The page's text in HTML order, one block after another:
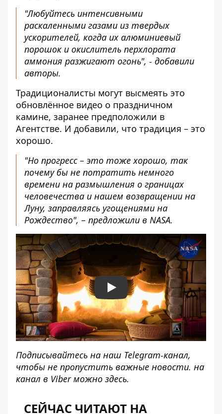
"Любуйтесь интенсивными
раскаленными газами из твердых
ускорителей, когда их алюминиевый
порошок и окислитель перхлората
аммония разжигают огонь", - добавили
авторы.
Традиционалисты могут высмеять это
обновлённое видео о праздничном
камине, заранее предположили в
Агентстве. И добавили, что традиция – это
хорошо.
"Но прогресс – это тоже хорошо, так
почему бы не потратить немного
времени на размышления о границах
человечества и нашем возвращении на
Луну, заправляясь угощениями на
Рождество", – предложили в NASA.
Play
Подписывайтесь на наш Telegram-канал,
чтобы не пропустить важные новости. на
канал в Viber можно здесь.
СЕЙЧАС ЧИТАЮТ НА